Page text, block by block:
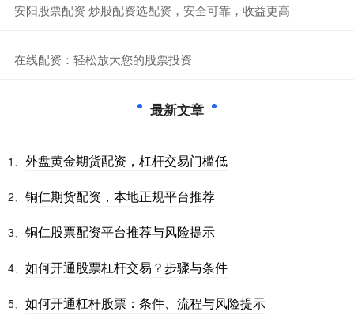
​安阳股票配资 炒股配资选配资，安全可靠，收益更高
​在线配资：轻松放大您的股票投资
最新文章
1、 外盘黄金期货配资，杠杆交易门槛低
2、 铜仁期货配资，本地正规平台推荐
3、 铜仁股票配资平台推荐与风险提示
4、 如何开通股票杠杆交易？步骤与条件
5、 如何开通杠杆股票：条件、流程与风险提示